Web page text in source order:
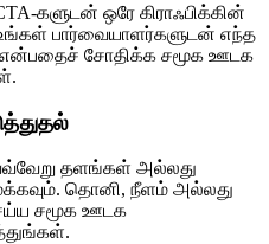
களுடன் ஒரே கிராஃபிக்கின்
உங்கள் பார்வையாளர்களுடன் எந்த
என்பதைச் சோதிக்க சமூக ஊடக
தளங்கள் அல்லது
தொனி, நீளம் அல்லது
சமூக ஊடக